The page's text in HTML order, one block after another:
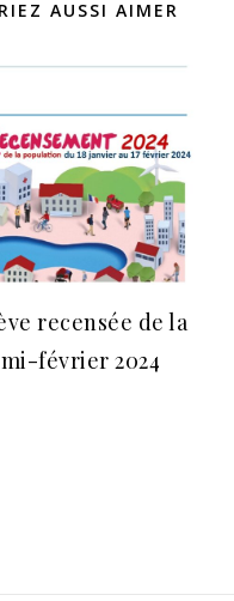
AUSSI AIMER
recensée de la
février 2024